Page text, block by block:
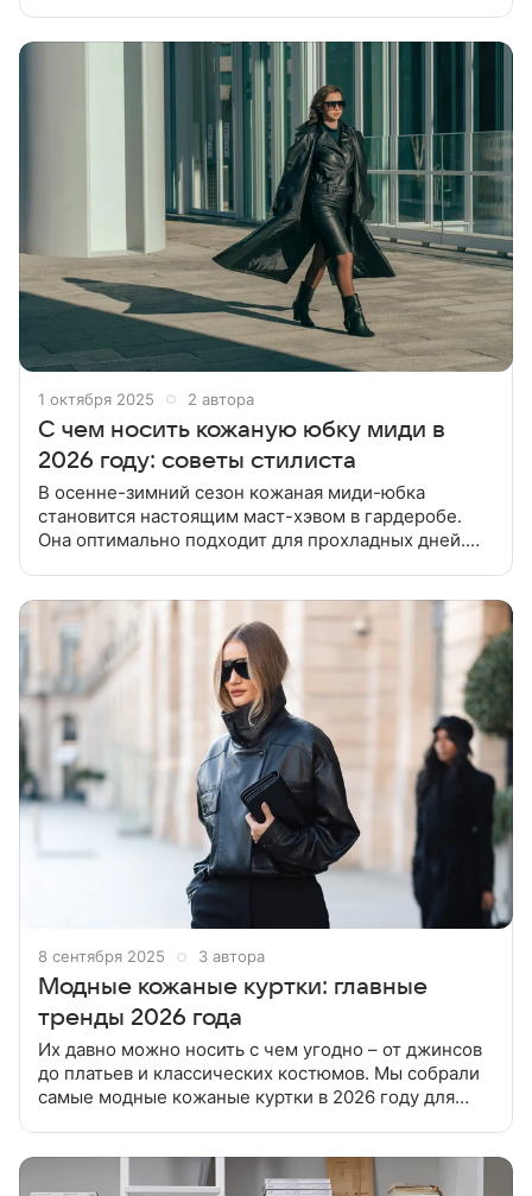
1 октября 2025 2 автора
С чем носить кожаную юбку миди в
2026 году: советы стилиста
В осенне-зимний сезон кожаная миди-юбка
становится настоящим маст-хэвом в гардеробе.
Она оптимально подходит для прохладных дней.
8 сентября 2025 3 автора
Модные кожаные куртки: главные
тренды 2026 года
Их давно можно носить с чем угодно – от джинсов
до платьев и классических костюмов. Мы собрали
самые модные кожаные куртки в 2026 году для